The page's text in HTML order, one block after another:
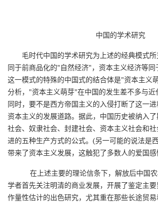
中国的学术研究
毛时代中国的学术研究为上述的经典模式
同于前商品化的"自然经济"，资本主义经济等同
这一模式的特殊的中国式的结合体是"资本主义
分析，"资本主义萌芽"在中国的发生差不多与近
同时，要不是西方帝国主义的入侵打断了这一
资本主义的发展道路。据此，中国历史被纳入
社会、奴隶社会、封建社会、资本主义社会和
进的五种生产方式的公式。(另一可能的说法是
带来了资本主义发展，这触犯了多数人的爱国感
在上述主要的理论信条下，解放后中国
学者首先关注明清的商业发展，开展了鉴定主
作量性估计的出色研究，尤其重在那些长途贸